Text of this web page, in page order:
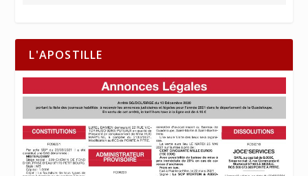
L'APOSTILLE